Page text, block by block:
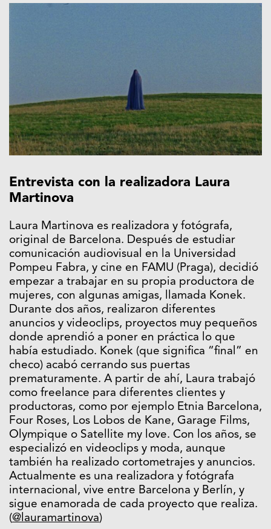
Entrevista con la realizadora Laura
Martinova
Laura Martinova es realizadora y fotógrafa,
original de Barcelona. Después de estudiar
comunicación audiovisual en la Universidad
Pompeu Fabra, y cine en FAMU (Praga), decidió
empezar a trabajar en su propia productora de
mujeres, con algunas amigas, llamada Konek.
Durante dos años, realizaron diferentes
anuncios y videoclips, proyectos muy pequeños
donde aprendió a poner en práctica lo que
había estudiado. Konek (que significa “final” en
checo) acabó cerrando sus puertas
prematuramente. A partir de ahí, Laura trabajó
como freelance para diferentes clientes y
productoras, como por ejemplo Etnia Barcelona,
Four Roses, Los Lobos de Kane, Garage Films,
Olympique o Satellite my love. Con los años, se
especializó en videoclips y moda, aunque
también ha realizado cortometrajes y anuncios.
Actualmente es una realizadora y fotógrafa
internacional, vive entre Barcelona y Berlín, y
sigue enamorada de cada proyecto que realiza.
(@lauramartinova)